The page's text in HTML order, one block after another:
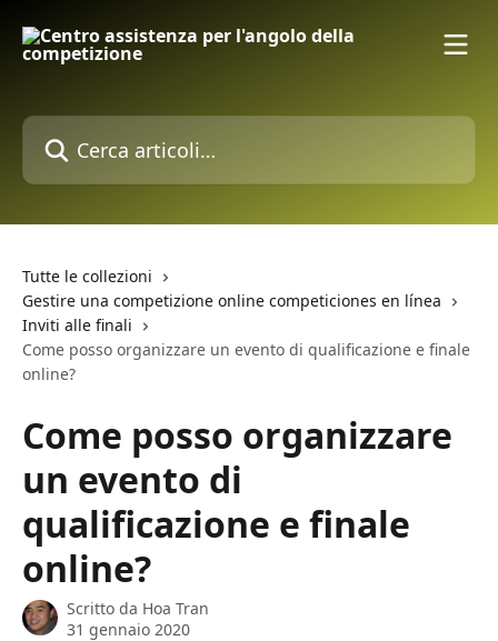
Cerca articoli…
Tutte le collezioni
Gestire una competizione online competiciones en línea
Inviti alle finali
Come posso organizzare un evento di qualificazione e finale
online?
Come posso organizzare
un evento di
qualificazione e finale
online?
Scritto da Hoa Tran
31 gennaio 2020